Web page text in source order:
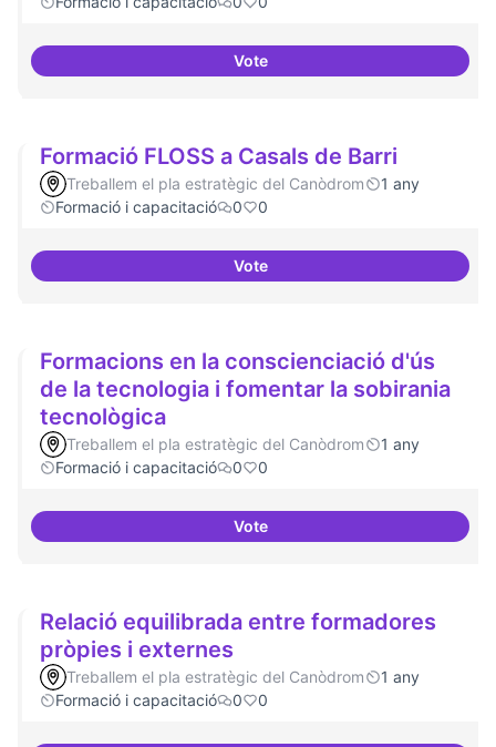
VoteEspai acompanyament periòdic
Formació FLOSS a Casals de Barri
Treballem el pla estratègic del Canòdrom
1 any
Formació i capacitació
0 0
VoteFormació FLOSS a Casals de
Formacions en la conscienciació d'ús
de la tecnologia i fomentar la sobirania
tecnològica
Treballem el pla estratègic del Canòdrom
1 any
Formació i capacitació
0 0
VoteFormacions en la
Relació equilibrada entre formadores
pròpies i externes
Treballem el pla estratègic del Canòdrom
1 any
Formació i capacitació
0 0